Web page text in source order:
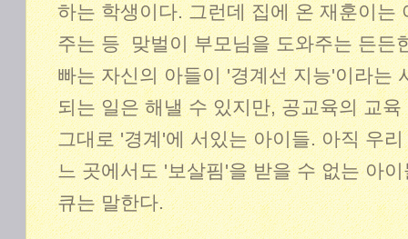
하는 학생이다. 그런데 집에 온 재훈이는
주는 등 맞벌이 부모님을 도와주는 든든
빠는 자신의 아들이 '경계선 지능'이라는
되는 일은 해낼 수 있지만, 공교육의 교
그대로 '경계'에 서있는 아이들. 아직 우
느 곳에서도 '보살핌'을 받을 수 없는 아
큐는 말한다.